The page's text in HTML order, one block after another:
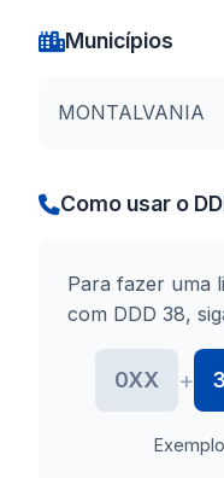
Municípios
MONTALVANIA
Como usar o
Para fazer uma
com DDD 38,
0XX +